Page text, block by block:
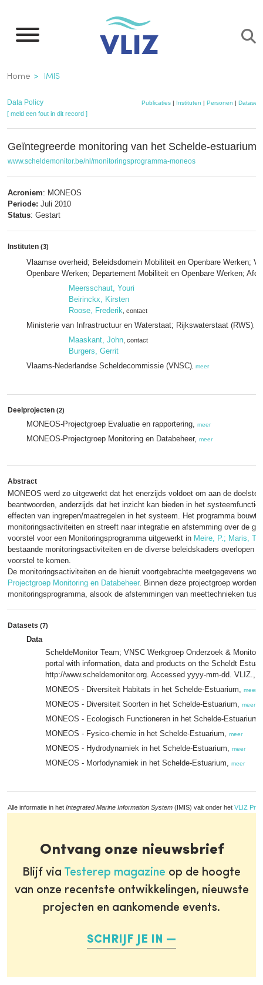
naar
inhoud
gaan
Kruimelpad
Home IMIS
Data Policy Publicaties| Instituten | Personen | Datasets
[ meld een fout in dit record ]
Geïntegreerde monitoring van het Schelde-estuarium
www.scheldemonitor.be/nl/monitoringsprogramma-moneos
Acroniem: MONEOS
Periode: Juli 2010
Status: Gestart
Instituten (3)
Vlaamse overheid; Beleidsdomein Mobiliteit en Openbare Werken;
Openbare Werken; Departement Mobiliteit en Openbare Werken;
Meersschaut, Youri
Beirinckx, Kirsten
Roose, Frederik , contact
Ministerie van Infrastructuur en Waterstaat; Rijkswaterstaat (RWS)
Maaskant, John , contact
Burgers, Gerrit
Vlaams-Nederlandse Scheldecommissie (VNSC) meer
Deelprojecten (2)
MONEOS-Projectgroep Evaluatie en rapportering, meer
MONEOS-Projectgroep Monitoring en Databeheer, meer
Abstract
MONEOS werd zo uitgewerkt dat het enerzijds voldoet om aan de
beantwoorden, anderzijds dat het inzicht kan bieden in het
effecten van ingrepen/maatregelen in het systeem. Het programma bouwt
monitoringsactiviteiten en streeft naar integratie en afstemming over de
voorstel voor een Monitoringsprogramma uitgewerkt in Meire, P.; Maris, T.
bestaande monitoringsactiviteiten en de diverse beleidskaders overlopen
voorstel te komen.
De monitoringsactiviteiten en de hieruit voortgebrachte meetgegevens
Projectgroep Monitoring en Databeheer. Binnen deze projectgroep worden
monitoringsprogramma, alsook de afstemmingen van meettechnieken
Datasets (7)
Data
ScheldeMonitor Team; VNSC Werkgroep Onderzoek &
portal with information, data and products on the Scheldt
http://www.scheldemonitor.org. Accessed yyyy-mm-dd. VLIZ.,
MONEOS - Diversiteit Habitats in het Schelde-Estuarium, meer
MONEOS - Diversiteit Soorten in het Schelde-Estuarium, meer
MONEOS - Ecologisch Functioneren in het Schelde-Estuarium,
MONEOS - Fysico-chemie in het Schelde-Estuarium, meer
MONEOS - Hydrodynamiek in het Schelde-Estuarium, meer
MONEOS - Morfodynamiek in het Schelde-Estuarium, meer
Alle informatie in het Integrated Marine Information System (IMIS) valt onder het VLIZ
Ontvang onze nieuwsbrief
Blijf via Testerep magazine op de hoogte
van onze recentste ontwikkelingen, nieuwste
projecten en aankomende events.
SCHRIJF JE IN